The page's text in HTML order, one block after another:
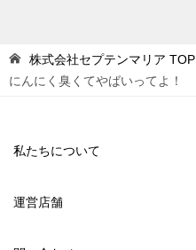
株式会社セプテンマリア TOP
にんにく臭くてやばいってよ！
私たちについて
運営店舗